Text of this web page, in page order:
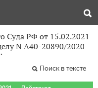
Суда РФ от 15.02.2021
N А40-20890/2020
Поиск в тексте